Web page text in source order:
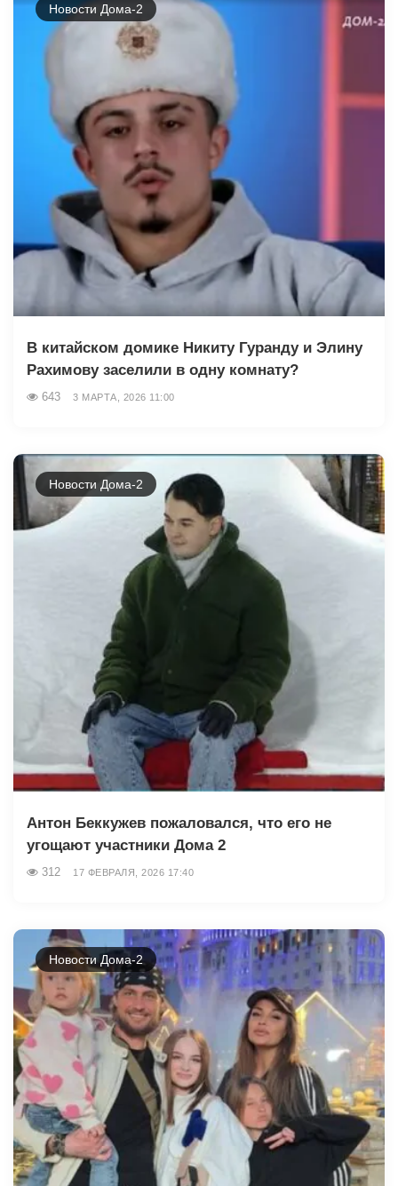
Новости Дома-2
В китайском домике Никиту Гуранду и Элину
Рахимову заселили в одну комнату?
643 3 МАРТА, 2026 11:00
Новости Дома-2
Антон Беккужев пожаловался, что его не
угощают участники Дома 2
312 17 ФЕВРАЛЯ, 2026 17:40
Новости Дома-2